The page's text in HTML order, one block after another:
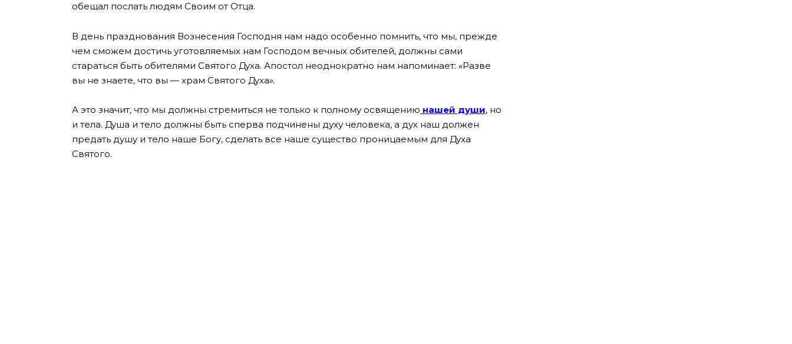
обещал послать людям Своим от Отца.
В день празднования Вознесения Господня нам надо особенно помнить, что мы, прежде
чем сможем достичь уготовляемых нам Господом вечных обителей, должны сами
стараться быть обителями Святого Духа. Апостол неоднократно нам напоминает: «Разве
вы не знаете, что вы — храм Святого Духа».
А это значит, что мы должны стремиться не только к полному освящению нашей души, но
и тела. Душа и тело должны быть сперва подчинены духу человека, а дух наш должен
предать душу и тело наше Богу, сделать все наше существо проницаемым для Духа
Святого.